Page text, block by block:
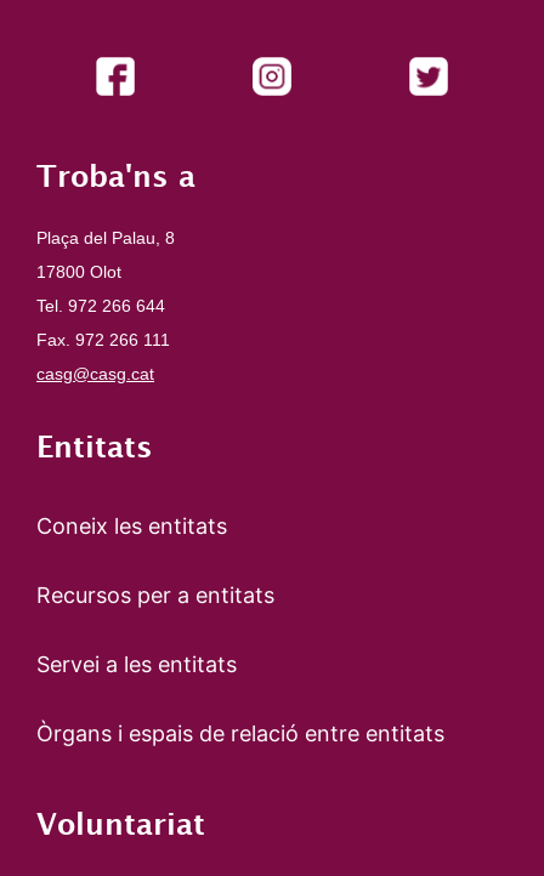
Troba'ns a
Plaça del Palau, 8
17800 Olot
Tel. 972 266 644
Fax. 972 266 111
casg@casg.cat
Entitats
Coneix les entitats
Recursos per a entitats
Servei a les entitats
Òrgans i espais de relació entre entitats
Voluntariat